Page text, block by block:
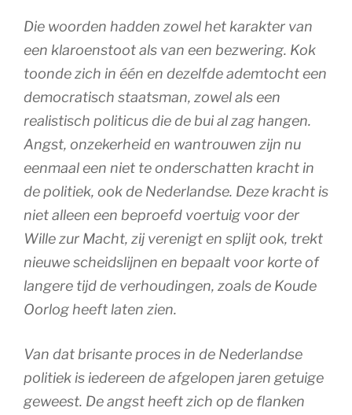
Die woorden hadden zowel het karakter van
een klaroenstoot als van een bezwering. Kok
toonde zich in één en dezelfde ademtocht een
democratisch staatsman, zowel als een
realistisch politicus die de bui al zag hangen.
Angst, onzekerheid en wantrouwen zijn nu
eenmaal een niet te onderschatten kracht in
de politiek, ook de Nederlandse. Deze kracht is
niet alleen een beproefd voertuig voor der
Wille zur Macht, zij verenigt en splijt ook, trekt
nieuwe scheidslijnen en bepaalt voor korte of
langere tijd de verhoudingen, zoals de Koude
Oorlog heeft laten zien.
Van dat brisante proces in de Nederlandse
politiek is iedereen de afgelopen jaren getuige
geweest. De angst heeft zich op de flanken